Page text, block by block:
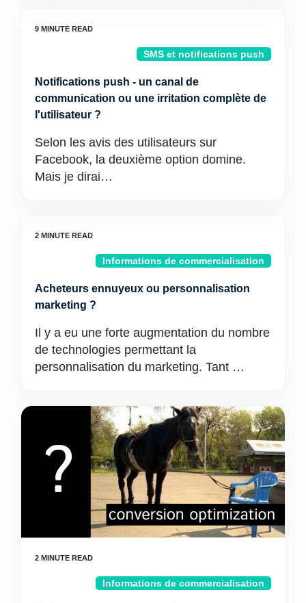
SMS et notifications push
Notifications push - un canal de
communication ou une irritation complète de
l'utilisateur ?
Selon les avis des utilisateurs sur
Facebook, la deuxième option domine.
Mais je dirai…
Informations de commercialisation
Acheteurs ennuyeux ou personnalisation
marketing ?
Il y a eu une forte augmentation du nombre
de technologies permettant la
personnalisation du marketing. Tant …
Informations de commercialisation